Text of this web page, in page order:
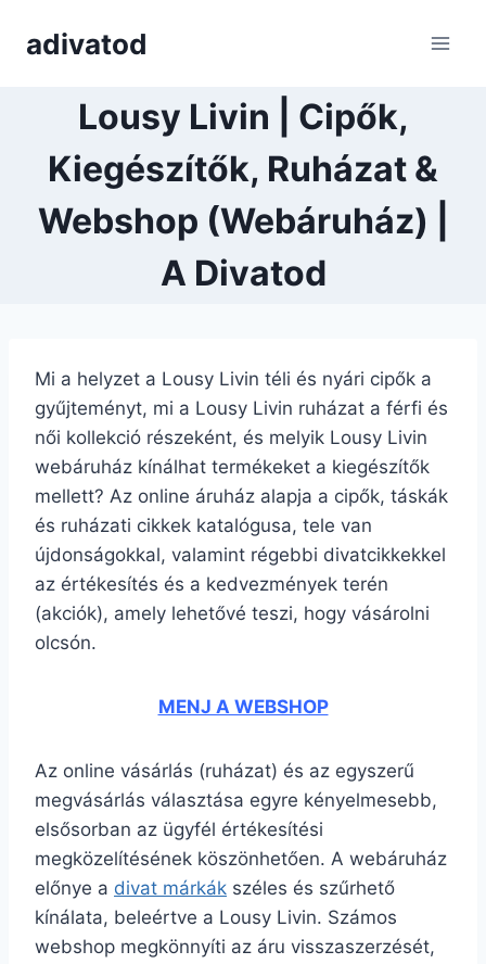
adivatod
Lousy Livin | Cipők,
Kiegészítők, Ruházat &
Webshop (Webáruház) |
A Divatod
Mi a helyzet a Lousy Livin téli és nyári cipők a
gyűjteményt, mi a Lousy Livin ruházat a férfi és
női kollekció részeként, és melyik Lousy Livin
webáruház kínálhat termékeket a kiegészítők
mellett? Az online áruház alapja a cipők, táskák
és ruházati cikkek katalógusa, tele van
újdonságokkal, valamint régebbi divatcikkekkel
az értékesítés és a kedvezmények terén
(akciók), amely lehetővé teszi, hogy vásárolni
olcsón.
MENJ A WEBSHOP
Az online vásárlás (ruházat) és az egyszerű
megvásárlás választása egyre kényelmesebb,
elsősorban az ügyfél értékesítési
megközelítésének köszönhetően. A webáruház
előnye a divat márkák széles és szűrhető
kínálata, beleértve a Lousy Livin. Számos
webshop megkönnyíti az áru visszaszerzését,